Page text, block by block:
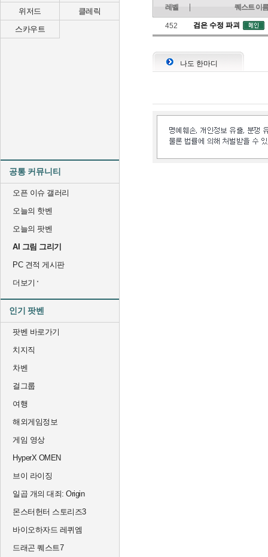
위저드
클레릭
스카우트
공통 커뮤니티
오픈 이슈 갤러리
오늘의 핫벤
오늘의 팟벤
AI 그림 그리기
PC 견적 게시판
더보기
인기 팟벤
팟벤 바로가기
치지직
차벤
걸그룹
여행
해외게임정보
게임 영상
HyperX OMEN
브이 라이징
일곱 개의 대죄: Origin
몬스터헌터 스토리즈3
바이오하자드 레퀴엠
드래곤 퀘스트7
레벨
퀘스트 이름
452 검은 수정 파괴
나도 한마디